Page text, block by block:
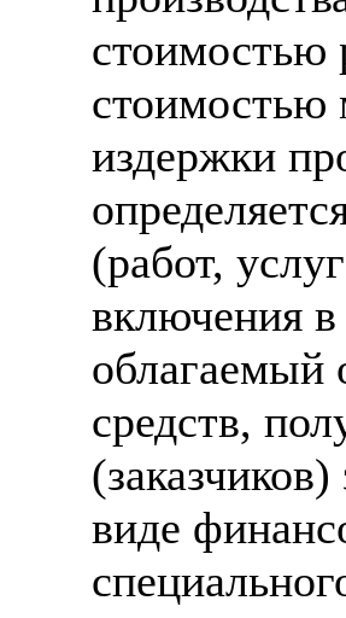
стоимостью
стоимостью
издержки
(работ,
включения
облагаемый
средств,
виде